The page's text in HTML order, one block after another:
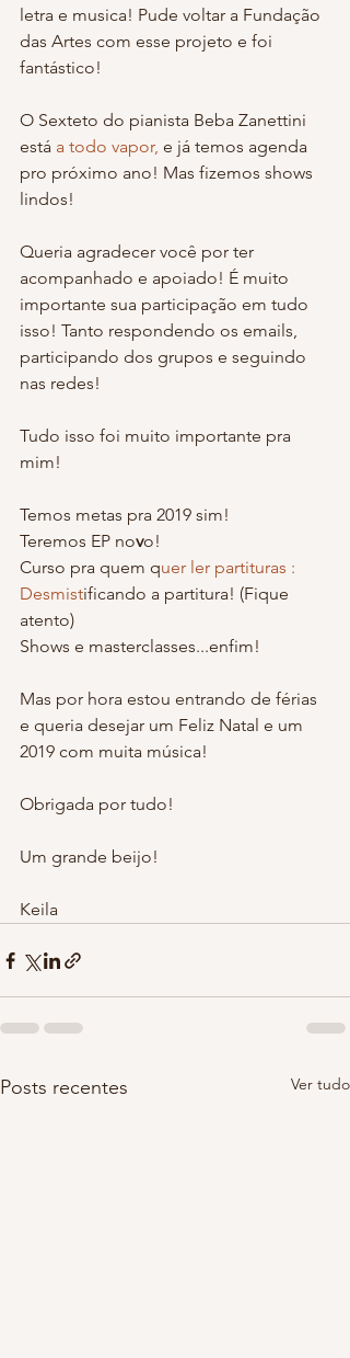
letra e musica! Pude voltar a Fundação
das Artes com esse projeto e foi
fantástico!
O Sexteto do pianista Beba Zanettini
está a todo vapor, e já temos agenda
pro próximo ano! Mas fizemos shows
lindos!
Queria agradecer você por ter
acompanhado e apoiado! É muito
importante sua participação em tudo
isso! Tanto respondendo os emails,
participando dos grupos e seguindo
nas redes!
Tudo isso foi muito importante pra
mim!
Temos metas pra 2019 sim!
Teremos EP novo!
Curso pra quem quer ler partituras :
Desmistificando a partitura! (Fique
atento)
Shows e masterclasses...enfim!
Mas por hora estou entrando de férias
e queria desejar um Feliz Natal e um
2019 com muita música!
Obrigada por tudo!
Um grande beijo!
Keila
Posts recentes Ver tudo